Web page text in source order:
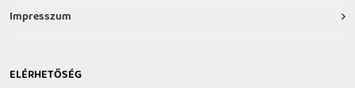
Impresszum
ELÉRHETŐSÉG